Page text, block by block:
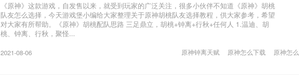
《原神》这款游戏，自发售以来，就受到玩家的广泛关注，很多小伙伴不知道《原神》胡桃
队友怎么选择，今天游戏堡小编给大家整理关于原神胡桃队友选择教程，供大家参考，希望
对大家有所帮助。《原神》胡桃配队思路 三足鼎立，胡桃+钟离+行秋+任何人 1.温迪、胡
桃、钟离、行秋，聚怪...
2021-08-06 原神怎
原神怎么下载
原神钟离天赋